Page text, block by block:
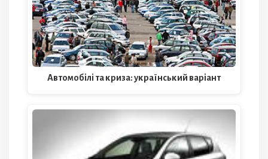
Автомобілі та криза: український варіант